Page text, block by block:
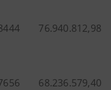
76.940.812,98
68.236.579,40